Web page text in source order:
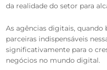
da realidade do setor para
As agências digitais, quando
parceiras indispensáveis
significativamente para o
negócios no mundo digital.